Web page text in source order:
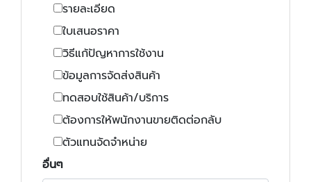
รายละเอียด
ใบเสนอราคา
วิธีแก้ปัญหาการใช้งาน
ข้อมูลการจัดส่งสินค้า
ทดสอบใช้สินค้า/บริการ
ต้องการให้พนักงานขายติดต่อกลับ
ตัวแทนจัดจำหน่าย
อื่นๆ